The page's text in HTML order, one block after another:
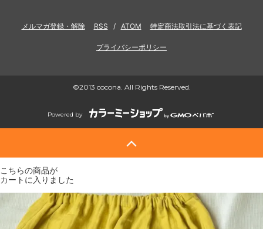
メルマガ登録・解除 RSS / ATOM 特定商法取引法に基づく表記
プライバシーポリシー
©2013 cocona. All Rights Reserved.
Powered by
こちらの商品が
カートに入りました